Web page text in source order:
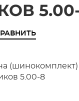
5.00-